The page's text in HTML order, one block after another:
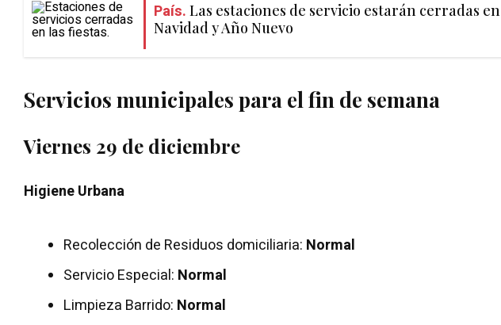
País. Las estaciones de servicio estarán cerradas en
Navidad y Año Nuevo
Servicios municipales para el fin de semana
Viernes 29 de diciembre
Higiene Urbana
Recolección de Residuos domiciliaria: Normal
Servicio Especial: Normal
Limpieza Barrido: Normal